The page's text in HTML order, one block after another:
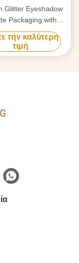
Glitter Eyeshadow
Packaging with
Mirror
την καλύτερη
τιμή